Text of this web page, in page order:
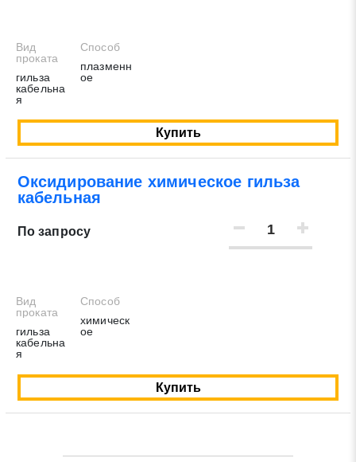
Вид
проката
гильза
кабельна
я
Способ
плазменн
ое
Купить
Оксидирование химическое гильза
кабельная
По запросу
Вид
проката
гильза
кабельна
я
Способ
химическ
ое
Купить